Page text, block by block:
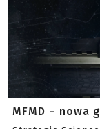
MFMD – nowa